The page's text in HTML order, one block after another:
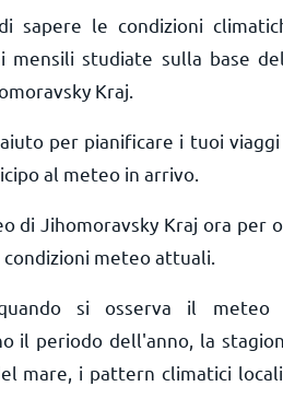
sapere le condizioni
mensili studiate sulla base
Kraj.
per pianificare i tuoi viaggi
al meteo in arrivo.
di Jihomoravsky Kraj ora per
meteo attuali.
si osserva il meteo
il periodo dell'anno, la
mare, i pattern climatici